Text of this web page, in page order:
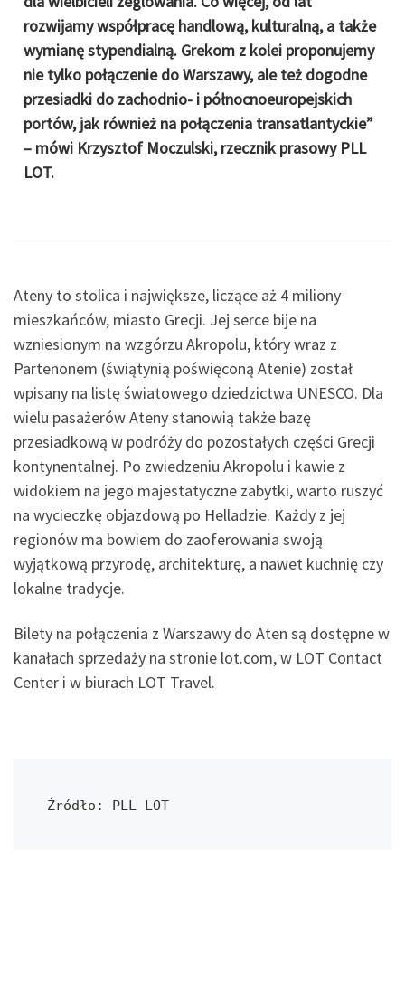
rozwijamy współpracę handlową, kulturalną, a także
wymianę stypendialną. Grekom z kolei proponujemy
nie tylko połączenie do Warszawy, ale też dogodne
przesiadki do zachodnio- i północnoeuropejskich
portów, jak również na połączenia transatlantyckie”
– mówi Krzysztof Moczulski, rzecznik prasowy PLL
LOT.
Ateny to stolica i największe, liczące aż 4 miliony
mieszkańców, miasto Grecji. Jej serce bije na
wzniesionym na wzgórzu Akropolu, który wraz z
Partenonem (świątynią poświęconą Atenie) został
wpisany na listę światowego dziedzictwa UNESCO. Dla
wielu pasażerów Ateny stanowią także bazę
przesiadkową w podróży do pozostałych części Grecji
kontynentalnej. Po zwiedzeniu Akropolu i kawie z
widokiem na jego majestatyczne zabytki, warto ruszyć
na wycieczkę objazdową po Helladzie. Każdy z jej
regionów ma bowiem do zaoferowania swoją
wyjątkową przyrodę, architekturę, a nawet kuchnię czy
lokalne tradycje.
Bilety na połączenia z Warszawy do Aten są dostępne w
kanałach sprzedaży na stronie lot.com, w LOT Contact
Center i w biurach LOT Travel.
Źródło: PLL LOT